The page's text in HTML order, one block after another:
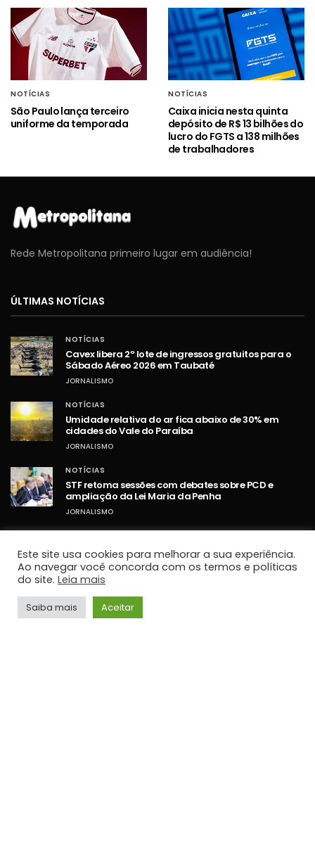
NOTÍCIAS
São Paulo lança terceiro
uniforme da temporada
NOTÍCIAS
Caixa inicia nesta quinta
depósito de R$ 13 bilhões do
lucro do FGTS a 138 milhões
de trabalhadores
Rede Metropolitana primeiro lugar em audiência!
ÚLTIMAS NOTÍCIAS
NOTÍCIAS
Cavex libera 2º lote de ingressos gratuitos para o
Sábado Aéreo 2026 em Taubaté
JORNALISMO
NOTÍCIAS
Umidade relativa do ar fica abaixo de 30% em
cidades do Vale do Paraíba
JORNALISMO
NOTÍCIAS
STF retoma sessões com debates sobre PCD e
ampliação da Lei Maria da Penha
JORNALISMO
Este site usa cookies para melhorar a sua experiência.
Ao navegar você concorda com os termos e políticas
do site. Leia mais
Saiba mais Aceitar